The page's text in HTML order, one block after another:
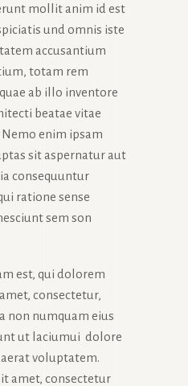
mollit anim id est
und omnis iste
accusantium
totam rem
ab illo inventore
beatae vitae
enim ipsam
sit aspernatur aut
consequuntur
ratione sense
sem son
est, qui dolorem
consectetur,
non numquam eius
ut laciumui dolore
voluptatem.
amet, consectetur